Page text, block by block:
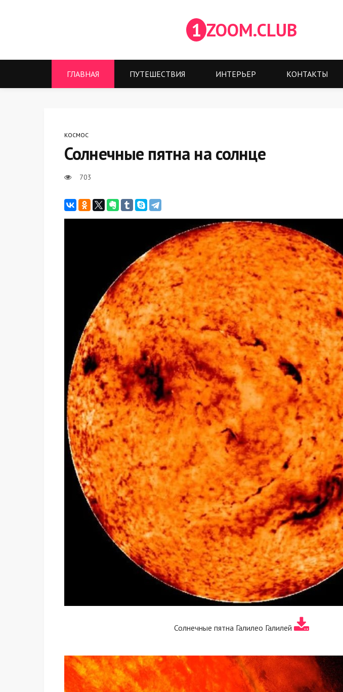
1 ZOOM.CLUB
ГЛАВНАЯ ПУТЕШЕСТВИЯ ИНТЕРЬЕР КОНТАКТЫ
КОСМОС
Солнечные пятна на солнце
703
Солнечные пятна Галилео Галилей